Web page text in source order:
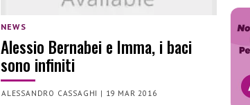
NEWS
Alessio Bernabei e Imma, i baci
sono infiniti
ALESSANDRO CASSAGHI | 19 MAR 2016